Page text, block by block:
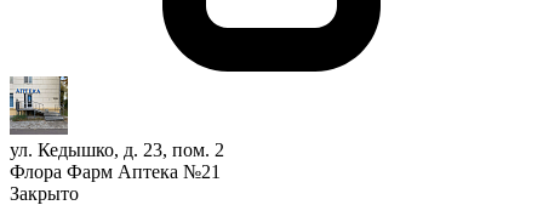
ул. Кедышко, д. 23, пом. 2
Флора Фарм Аптека №21
Закрыто